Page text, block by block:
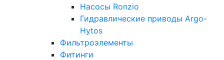
Насосы Ronzio
Гидравлические приводы Argo-
Hytos
Фильтроэлементы
Фитинги